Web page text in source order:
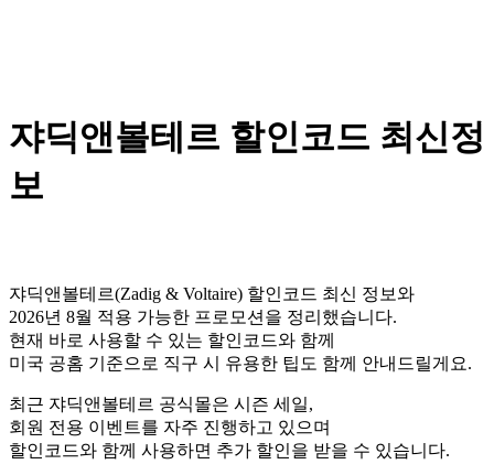
쟈딕앤볼테르 할인코드 최신정
보
쟈딕앤볼테르(Zadig & Voltaire) 할인코드 최신 정보와
2026년 8월 적용 가능한 프로모션을 정리했습니다.
현재 바로 사용할 수 있는 할인코드와 함께
미국 공홈 기준으로 직구 시 유용한 팁도 함께 안내드릴게요.
최근 쟈딕앤볼테르 공식몰은 시즌 세일,
회원 전용 이벤트를 자주 진행하고 있으며
할인코드와 함께 사용하면 추가 할인을 받을 수 있습니다.